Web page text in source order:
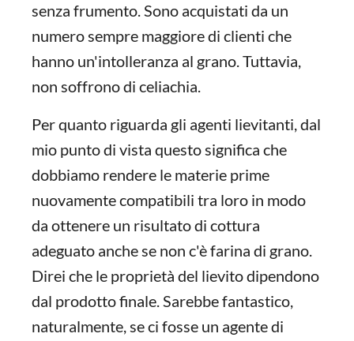
senza frumento. Sono acquistati da un
numero sempre maggiore di clienti che
hanno un'intolleranza al grano. Tuttavia,
non soffrono di celiachia.
Per quanto riguarda gli agenti lievitanti, dal
mio punto di vista questo significa che
dobbiamo rendere le materie prime
nuovamente compatibili tra loro in modo
da ottenere un risultato di cottura
adeguato anche se non c'è farina di grano.
Direi che le proprietà del lievito dipendono
dal prodotto finale. Sarebbe fantastico,
naturalmente, se ci fosse un agente di